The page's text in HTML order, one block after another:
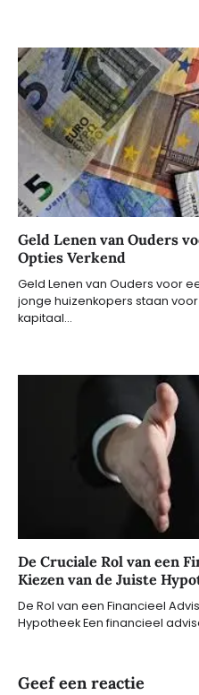
Geld Lenen van Ouders
Opties Verkend
Geld Lenen van Ouders voor
jonge huizenkopers staan
kapitaal…
De Cruciale Rol van een
Kiezen van de Juiste
De Rol van een Financieel
Hypotheek Een financieel
Geef een reactie